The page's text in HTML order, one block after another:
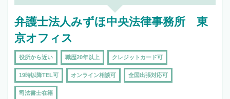
弁護士法人みずほ中央法律事務所 東
京オフィス
役所から近い 職歴20年以上 クレジットカード可
19時以降TEL可 オンライン相談可 全国出張対応可
司法書士在籍